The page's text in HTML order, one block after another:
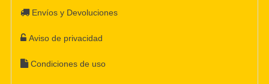
Envíos y Devoluciones
Aviso de privacidad
Condiciones de uso